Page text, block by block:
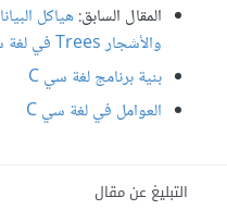
المقال السابق:
والأشجار Trees في لغة سي C
بنية برنامج لغة سي C
العوامل في لغة سي C
التبليغ عن مقال